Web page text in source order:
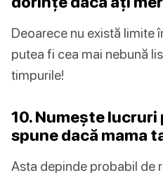
Deoarece nu există limite
putea fi cea mai nebună
timpurile!
10. Numește lucruri
spune dacă mama
Asta depinde probabil de